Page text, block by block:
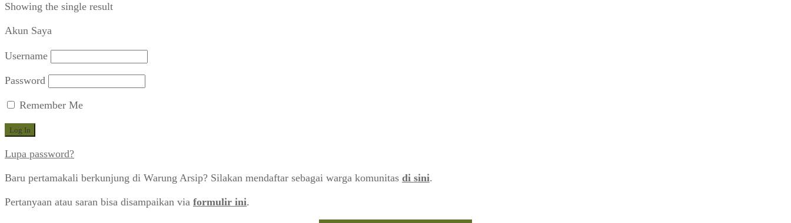
Showing the single result
Akun Saya
Username
Password
Remember Me
Lupa password?
Baru pertamakali berkunjung di Warung Arsip? Silakan mendaftar sebagai warga komunitas di sini.
Pertanyaan atau saran bisa disampaikan via formulir ini.